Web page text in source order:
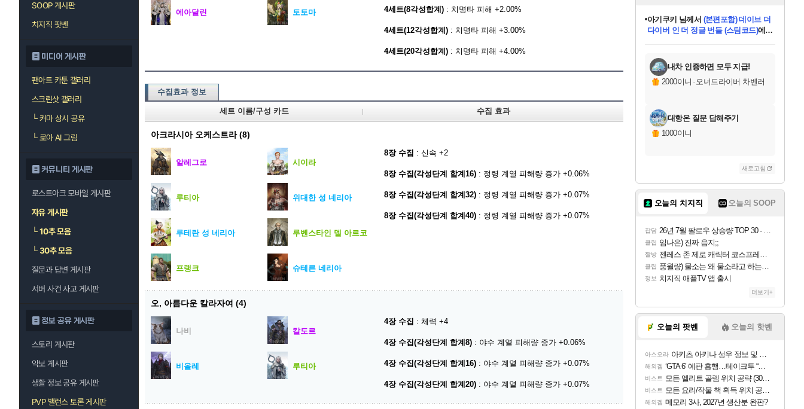
SOOP 게시판
치지직 팟벤
미디어 게시판
팬아트 카툰 갤러리
스크린샷 갤러리
└커마 상시 공유
└로아 AI 그림
커뮤니티 게시판
로스트아크 모바일 게시판
자유 게시판
└10추 모음
└30추 모음
질문과 답변 게시판
서버 사건 사고 게시판
정보 공유 게시판
스토리 게시판
악보 게시판
생활 정보 공유 게시판
PVP 밸런스 토론 게시판
에아달린 토토마 4세트(8각성합계) : 치명타 피해 +2.00%
4세트(12각성합계) : 치명타 피해 +3.00%
4세트(20각성합계) : 치명타 피해 +4.00%
수집효과 정보
세트 이름/구성 카드 수집 효과
아크라시아 오케스트라(8)
알레그로 시이라
루티아 위대한 성 네리아
루테란 성 네리아 루벤스타인 델 아르코
프랭크 슈테른 네리아
8장 수집 : 신속 +2
8장 수집(각성단계 합계16) : 정령 계열 피해량 증가 +0.06%
8장 수집(각성단계 합계32) : 정령 계열 피해량 증가 +0.07%
8장 수집(각성단계 합계40) : 정령 계열 피해량 증가 +0.07%
오, 아름다운 칼라자여 (4)
나비 칼도르
비올레 루티아
4장 수집 : 체력 +4
4장 수집(각성단계 합계8) : 야수 계열 피해량 증가 +0.06%
4장 수집(각성단계 합계16) : 야수 계열 피해량 증가 +0.07%
4장 수집(각성단계 합계20) : 야수 계열 피해량 증가 +0.07%
교환.
당첨되셨습니다.
당첨되셨습니다.
당첨되셨습니다.
당첨되셨습니다.
아기쿠키 님께서 (본편포함) 데이브 더
다이버 인 더 정글 번들 (스팀코드)에
당첨되셨습니다.
당첨되셨습니다.
에디션 (스팀코드)를 교환.
당첨되셨습니다.
내차 인증하면 모두 지급!
2000이니 · 오너드라이버 차벤러
대항온 질문 답해주기
1000이니
새로고침
오늘의 치지직 오늘의 SOOP
잡담 26년 7월 팔로우 상승량 TOP 30 - 월간 치지직
클립 임나은) 진짜 음지;;
짤방 젠레스 존 제로 캐릭터 코스프레한 꽁주
클립 풍월량) 물소는 왜 물소라고 하는거야? 아! 그만 ㅋㅋ 알았어 ㅋㅋ
정보 치지직 애플TV 앱 출시
더보기+
오늘의 팟벤 오늘의 핫벤
아스오라 아키츠 아키나 성우 정보 및 주요 필모
해외겜 ‘GTA 6’ 예판 흥행…테이크투 “내부 예상 크게 넘어”
비스트 모든 엘리트 골렘 위치 공략 (30개) - 방랑 결투가
비스트 모든 요리/작물 책 획득 위치 공략 (36개) - 미식가 도전과제
해외겜 메모리 3사, 2027년 생산분 완판?